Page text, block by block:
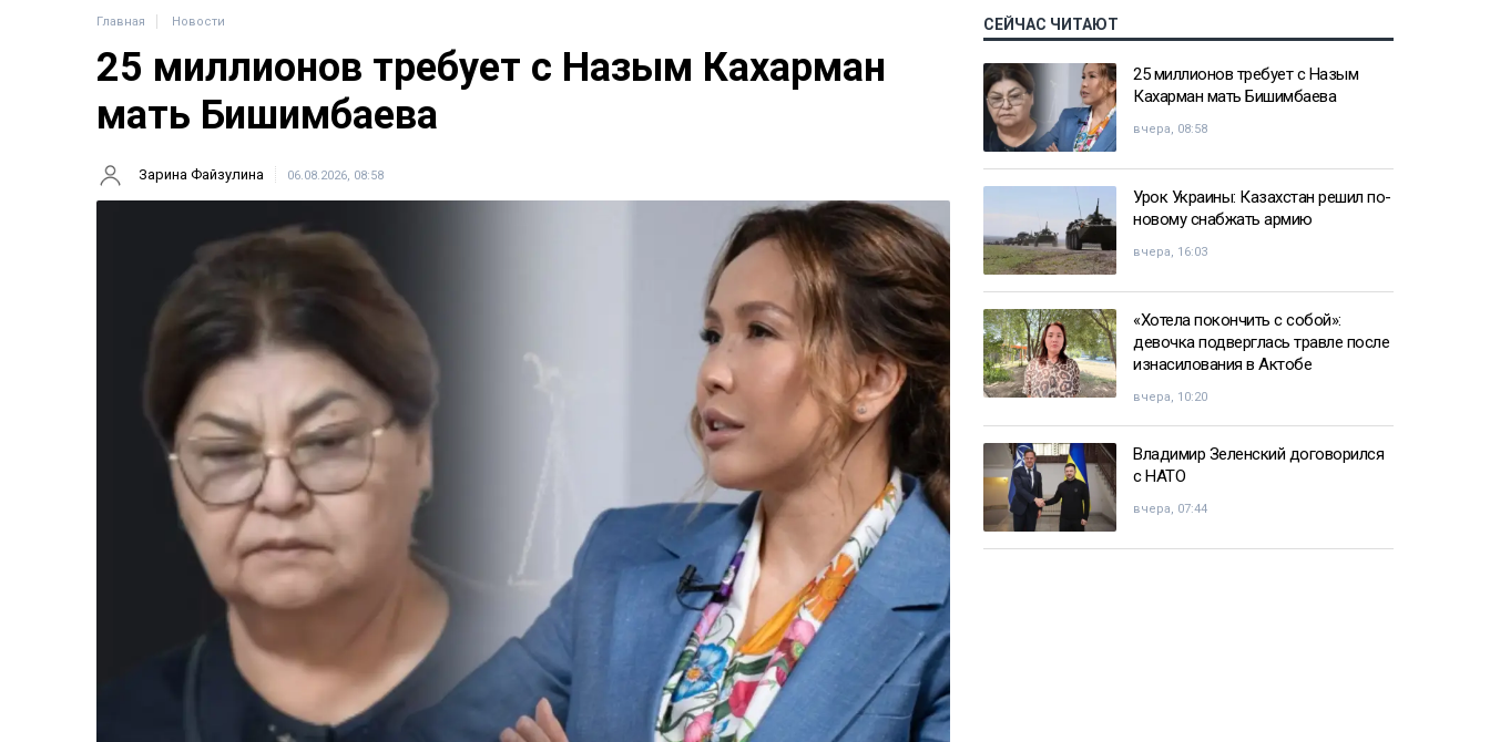
Главная Новости
25 миллионов требует с Назым Кахарман
мать Бишимбаева
Зарина Файзулина 06.08.2026, 08:58
СЕЙЧАС ЧИТАЮТ
25 миллионов требует с Назым
Кахарман мать Бишимбаева
вчера, 08:58
Урок Украины: Казахстан решил по-
новому снабжать армию
вчера, 16:03
«Хотела покончить с собой»:
девочка подверглась травле после
изнасилования в Актобе
вчера, 10:20
Владимир Зеленский договорился
с НАТО
вчера, 07:44